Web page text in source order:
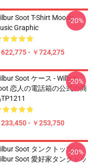
Soot T-Shirt Moody
Graphic
622,775 - ￥724,275
-20%
Soot ケース - Wilbur
恋人の電話箱の公式の商
233,450 - ￥253,750
-20%
Soot タンクトップ ・
Soot 愛好家タンクトッ
-20%